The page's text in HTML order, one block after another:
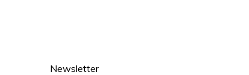
Newsletter